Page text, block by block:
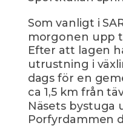
Som vanligt i
morgonen upp
Efter att lagen
utrustning i
dags för en
ca 1,5 km från
Näsets bystuga
Porfyrdammen